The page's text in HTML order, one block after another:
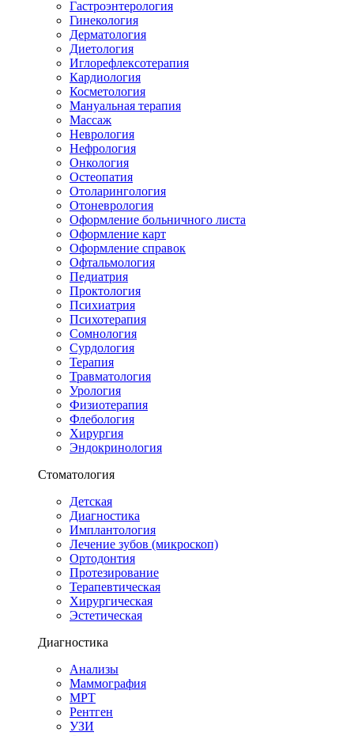
Гастроэнтерология
Гинекология
Дерматология
Диетология
Иглорефлексотерапия
Кардиология
Косметология
Мануальная терапия
Массаж
Неврология
Нефрология
Онкология
Остеопатия
Отоларингология
Отоневрология
Оформление больничного листа
Оформление карт
Оформление справок
Офтальмология
Педиатрия
Проктология
Психиатрия
Психотерапия
Сомнология
Сурдология
Терапия
Травматология
Урология
Физиотерапия
Флебология
Хирургия
Эндокринология
Стоматология
Детская
Диагностика
Имплантология
Лечение зубов (микроскоп)
Ортодонтия
Протезирование
Терапевтическая
Хирургическая
Эстетическая
Диагностика
Анализы
Маммография
МРТ
Рентген
УЗИ